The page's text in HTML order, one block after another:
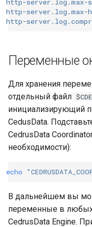
http-server.log.max-
http-
Переменные
Для хранения
отдельный файл
инициализирующий
CedusData.
CedrusData
необходимости):
echo
В дальнейшем вы
переменные в
CedrusData Engine.